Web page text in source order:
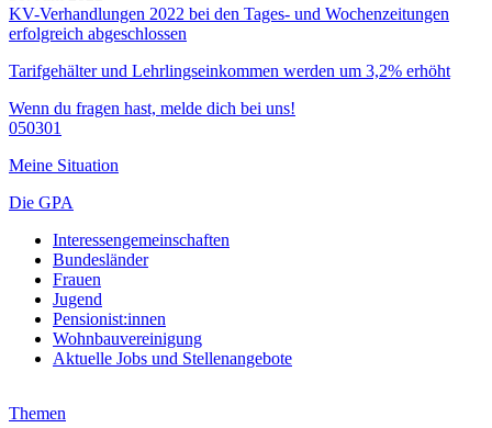
KV-Verhandlungen 2022 bei den Tages- und Wochenzeitungen
erfolgreich abgeschlossen
Tarifgehälter und Lehrlingseinkommen werden um 3,2% erhöht
Wenn du fragen hast, melde dich bei uns!
050301
Meine Situation
Die GPA
Interessengemeinschaften
Bundesländer
Frauen
Jugend
Pensionist:innen
Wohnbauvereinigung
Aktuelle Jobs und Stellenangebote
Themen